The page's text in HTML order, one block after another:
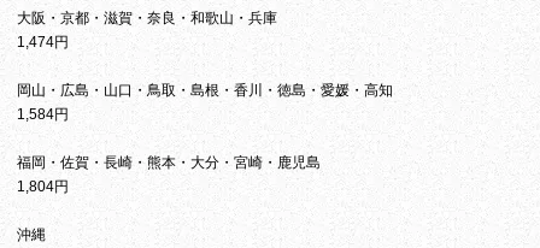
大阪・京都・滋賀・奈良・和歌山・兵庫
1,474円
岡山・広島・山口・鳥取・島根・香川・徳島・愛媛・高知
1,584円
福岡・佐賀・長崎・熊本・大分・宮崎・鹿児島
1,804円
沖縄